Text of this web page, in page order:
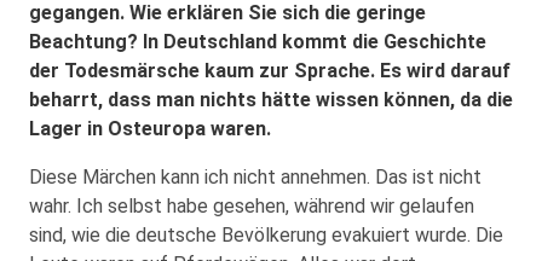
gegangen. Wie erklären Sie sich die geringe
Beachtung? In Deutschland kommt die Geschichte
der Todesmärsche kaum zur Sprache. Es wird darauf
beharrt, dass man nichts hätte wissen können, da die
Lager in Osteuropa waren.
Diese Märchen kann ich nicht annehmen. Das ist nicht
wahr. Ich selbst habe gesehen, während wir gelaufen
sind, wie die deutsche Bevölkerung evakuiert wurde. Die